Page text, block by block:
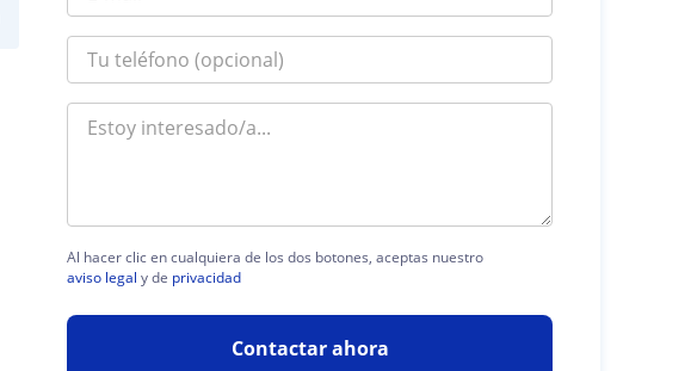
Al hacer clic en cualquiera de los dos botones, aceptas nuestro
aviso legal y de privacidad
Contactar ahora